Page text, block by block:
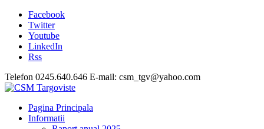
Facebook
Twitter
Youtube
LinkedIn
Rss
Telefon 0245.640.646 E-mail: csm_tgv@yahoo.com
Pagina Principala
Informatii